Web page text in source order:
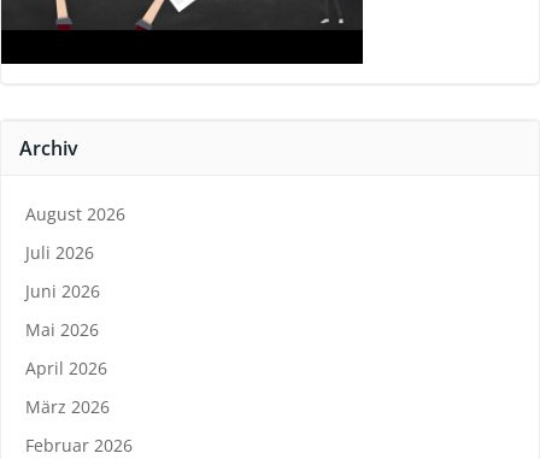
Archiv
August 2026
Juli 2026
Juni 2026
Mai 2026
April 2026
März 2026
Februar 2026